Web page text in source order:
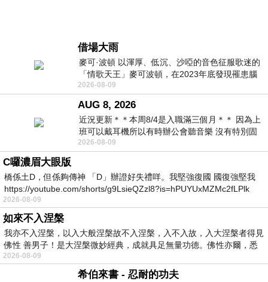
借場大雨
麥可·波頓 以渾厚、低沉、沙啞的音色征服歌迷的
「情歌天王」麥可波頓，在2023年底發現罹患腦
瘤「祈禱早日康復，一切都好」。
2026-08-09
AUG 8, 2026
近況更新＊＊本周8/4是入職滿三個月＊＊ 因為上
班可以戴耳機所以有時辦公會聽音樂 沒有特別固
定哪天但就是一周某一天會固定聽'90
2026-08-09
C囉濃眉大眼版
橋係土D，但係夠傳神 「D」辦證好失禮咩。我堅強復國 國復強堅我
https://youtube.com/shorts/g9LsieQZzl8?is=hPUYUxMZMc2fLPlk
2026-08-09
如來不入涅槃
我亦不入涅槃，以入大般涅槃故不入涅槃，入不入故，入大涅槃者得見
佛性 善男子！是大涅槃微妙經典，成就具足無量功德。佛性亦爾，悉
2026-08-09
希伯來書 - 忍耐的功夫